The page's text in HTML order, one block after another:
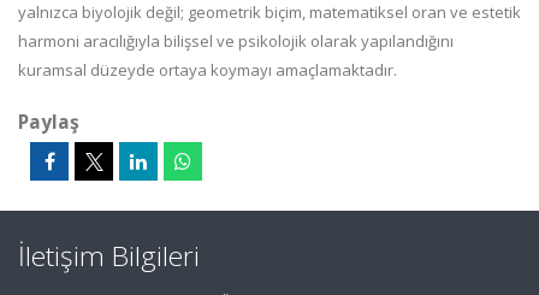
yalnızca biyolojik değil; geometrik biçim, matematiksel oran ve estetik
harmoni aracılığıyla bilişsel ve psikolojik olarak yapılandığını
kuramsal düzeyde ortaya koymayı amaçlamaktadır.
Paylaş
İletişim Bilgileri